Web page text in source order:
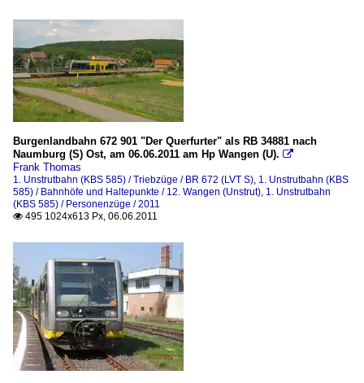
Burgenlandbahn 672 901 "Der Querfurter" als RB 34881 nach
Naumburg (S) Ost, am 06.06.2011 am Hp Wangen (U). 
Frank Thomas
1. Unstrutbahn (KBS 585) / Triebzüge / BR 672 (LVT S), 1. Unstrutbahn (KBS
585) / Bahnhöfe und Haltepunkte / 12. Wangen (Unstrut), 1. Unstrutbahn
(KBS 585) / Personenzüge / 2011
 495 1024x613 Px, 06.06.2011